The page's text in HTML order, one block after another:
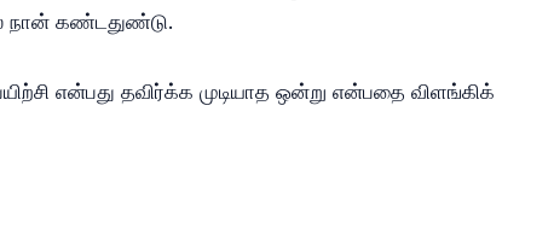
நான் கண்டதுண்டு.
என்பது தவிர்க்க முடியாத ஒன்று என்பதை விளங்கிக்